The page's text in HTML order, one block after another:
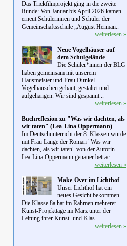
Das Trickfilmprojekt ging in die zweite
Runde: Von Januar bis April 2026 kamen
erneut Schülerinnen und Schüler der
Gemeinschaftsschule „August Herman..
weiterlesen »
Neue Vogelhäuser auf
dem Schulgelände
Die Schüler*innen der BLG
haben gemeinsam mit unserem
Hausmeister und Frau Dunkel
Vogelhäuschen gebaut, gestaltet und
aufgehangen. Wir sind gespannt ..
weiterlesen »
Buchreflexion zu "Was wir dachten, als
wir taten" (Lea-Lina Oppermann)
Im Deutschunterricht der 8. Klassen wurde
mit Frau Lange der Roman "Was wir
dachten, als wir taten" von der Autorin
Lea-Lina Oppermann genauer betrac..
weiterlesen »
Make-Over im Lichthof
Unser Lichthof hat ein
neues Gesicht bekommen.
Die Klasse 8a hat im Rahmen mehrerer
Kunst-Projekttage im März unter der
Leitung ihrer Kunst- und Klas..
weiterlesen »